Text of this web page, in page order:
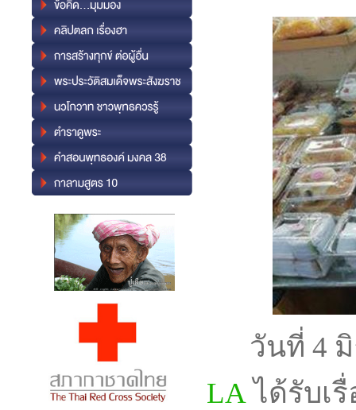
วันที่ 4 มิ
LA ได้รับเ